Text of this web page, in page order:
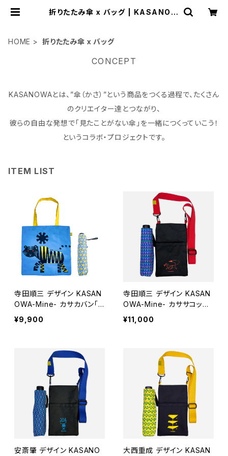
折りたたみ傘 x バッグ | KASANOW
HOME 折りたたみ傘 x バッグ
CONCEPT
KASANOWAとは、”傘（かさ）”という商品をつくる過程で、たくさん
のクリエイター達とつながり、
彼らの自由な発想で「見たことがない傘」を一緒につくっていこう！
というコラボ・プロジェクトです。
ITEM LIST
寺田順三 デザイン KASAN
OWA-Mine- カサカバン「タ
イガー」
¥9,900
寺田順三 デザイン KASAN
OWA-Mine- カササコッシ
ュ「sun shower」
¥11,000
安斎肇 デザイン KASANO 大西重成 デザイン KASAN